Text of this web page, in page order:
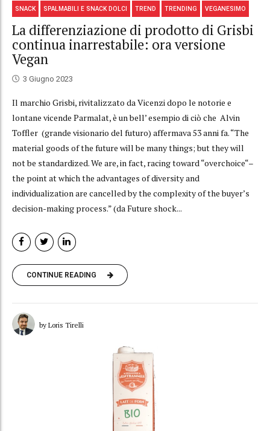
SNACK SPALMABILI E SNACK DOLCI TREND TRENDING VEGANESIMO
La differenziazione di prodotto di Grisbi
continua inarrestabile: ora versione
Vegan
3 Giugno 2023
Il marchio Grisbi, rivitalizzato da Vicenzi dopo le notorie e
lontane vicende Parmalat, è un bell’ esempio di ciò che Alvin
Toffler (grande visionario del futuro) affermava 53 anni fa. “The
material goods of the future will be many things; but they will
not be standardized. We are, in fact, racing toward “overchoice“–
the point at which the advantages of diversity and
individualization are cancelled by the complexity of the buyer’s
decision-making process.” (da Future shock...
CONTINUE READING
by Loris Tirelli